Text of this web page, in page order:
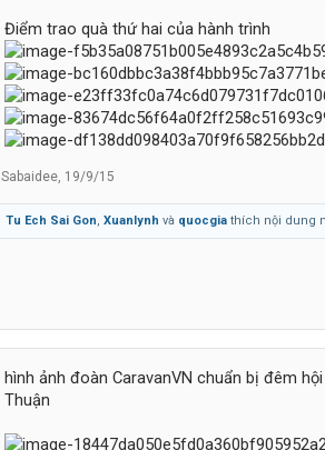
Điểm trao quà thứ hai của hành trình
Sabaidee, 19/9/15
Tu Ech Sai Gon, Xuanlynh và quocgia thích nội dung
hình ảnh đoàn CaravanVN chuẩn bị đêm
Thuận